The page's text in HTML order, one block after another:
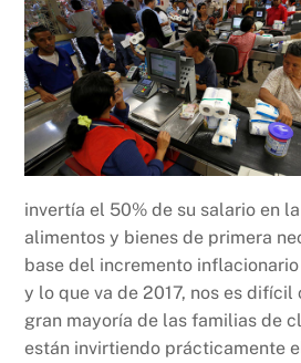
invertía el 50% de su salario en
alimentos y bienes de primera
base del incremento
y lo que va de 2017, nos es
gran mayoría de las familias de
están invirtiendo prácticamente